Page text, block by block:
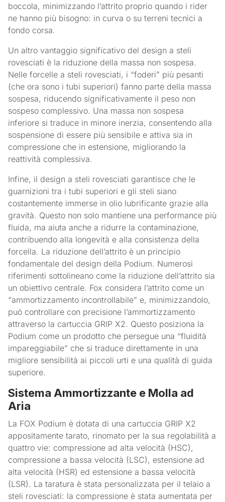
boccola, minimizzando l’attrito proprio quando i rider
ne hanno più bisogno: in curva o su terreni tecnici a
fondo corsa.
Un altro vantaggio significativo del design a steli
rovesciati è la riduzione della massa non sospesa.
Nelle forcelle a steli rovesciati, i “foderi” più pesanti
(che ora sono i tubi superiori) fanno parte della massa
sospesa, riducendo significativamente il peso non
sospeso complessivo. Una massa non sospesa
inferiore si traduce in minore inerzia, consentendo alla
sospensione di essere più sensibile e attiva sia in
compressione che in estensione, migliorando la
reattività complessiva.
Infine, il design a steli rovesciati garantisce che le
guarnizioni tra i tubi superiori e gli steli siano
costantemente immerse in olio lubrificante grazie alla
gravità. Questo non solo mantiene una performance più
fluida, ma aiuta anche a ridurre la contaminazione,
contribuendo alla longevità e alla consistenza della
forcella. La riduzione dell’attrito è un principio
fondamentale del design della Podium. Numerosi
riferimenti sottolineano come la riduzione dell’attrito sia
un obiettivo centrale. Fox considera l’attrito come un
“ammortizzamento incontrollabile” e, minimizzandolo,
può controllare con precisione l’ammortizzamento
attraverso la cartuccia GRIP X2. Questo posiziona la
Podium come un prodotto che persegue una “fluidità
impareggiabile” che si traduce direttamente in una
migliore sensibilità ai piccoli urti e una qualità di guida
superiore.
Sistema Ammortizzante e Molla ad
Aria
La FOX Podium è dotata di una cartuccia GRIP X2
appositamente tarato, rinomato per la sua regolabilità a
quattro vie: compressione ad alta velocità (HSC),
compressione a bassa velocità (LSC), estensione ad
alta velocità (HSR) ed estensione a bassa velocità
(LSR). La taratura è stata personalizzata per il telaio a
steli rovesciati: la compressione è stata aumentata per